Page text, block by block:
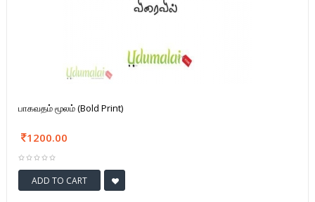
பாகவதம் மூலம் (Bold Print)
1200.00
ADD TO CART